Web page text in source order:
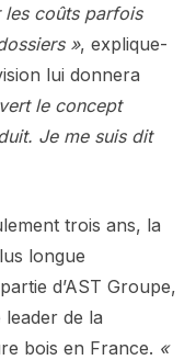
les coûts parfois
», explique-
lui donnera
le concept
Je me suis dit
trois ans, la
longue
d’AST Groupe,
de la
bois en France. «